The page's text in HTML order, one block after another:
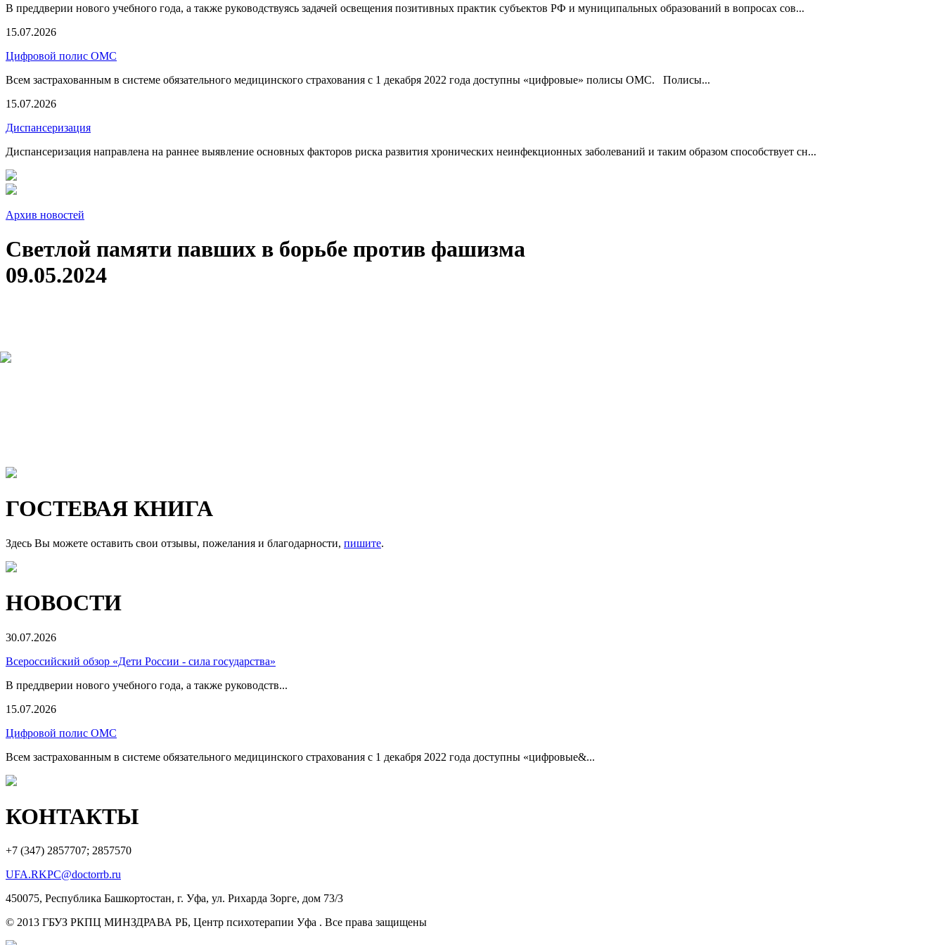
В преддверии нового учебного года, а также руководствуясь задачей освещения позитивных практик субъектов РФ и муниципальных образований в вопросах сов...
15.07.2026
Цифровой полис ОМС
Всем застрахованным в системе обязательного медицинского страхования с 1 декабря 2022 года доступны «цифровые» полисы ОМС. Полисы...
15.07.2026
Диспансеризация
Диспансеризация направлена на раннее выявление основных факторов риска развития хронических неинфекционных заболеваний и таким образом способствует сн...
Архив новостей
Светлой памяти павших в борьбе против фашизма
09.05.2024
ГОСТЕВАЯ КНИГА
Здесь Вы можете оставить свои отзывы, пожелания и благодарности, пишите.
НОВОСТИ
30.07.2026
Всероссийский обзор «Дети России - сила государства»
В преддверии нового учебного года, а также руководств...
15.07.2026
Цифровой полис ОМС
Всем застрахованным в системе обязательного медицинского страхования с 1 декабря 2022 года доступны «цифровые&...
КОНТАКТЫ
+7 (347) 2857707; 2857570
UFA.RKPC@doctorrb.ru
450075, Республика Башкортостан, г. Уфа, ул. Рихарда Зорге, дом 73/3
© 2013 ГБУЗ РКПЦ МИНЗДРАВА РБ, Центр психотерапии Уфа . Все права защищены